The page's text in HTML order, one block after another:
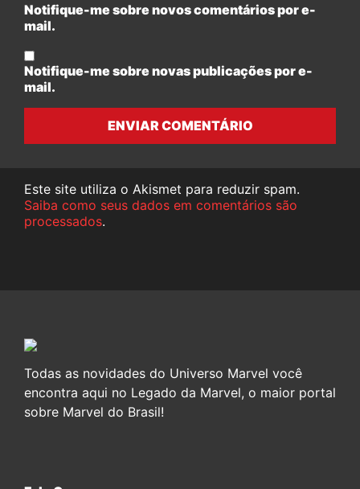
Notifique-me sobre novos comentários por e-
mail.
Notifique-me sobre novas publicações por e-
mail.
ENVIAR COMENTÁRIO
Este site utiliza o Akismet para reduzir spam.
Saiba como seus dados em comentários são
processados.
Todas as novidades do Universo Marvel você
encontra aqui no Legado da Marvel, o maior portal
sobre Marvel do Brasil!